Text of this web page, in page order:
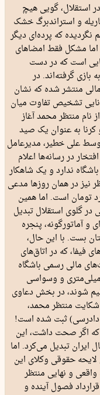
استقلال، گویی هیچ
و استراندبرگ خشک
که پرده‌ای دیگر
اما مشکل فقط امضاهای
است که در دست
بازی گرفته‌اند. در
منتشر شده که نشان
تشخیص تفاوت میان
نام منتظر محمد آغاز
به عنوان یک صید
توسط علی خطیر، مدیرعامل
در رسانه‌ها اعلام
ندارد و یک شاهکار
نیز در همان روزها مدعی
سه ‌ساله کمتر از ۲۰‌میلیارد تومان است. اما همین
در گلوی استقلال تبدیل
آماتورگونه، پنجره
بست. با این حال،
فیفا، که در اتاق‌های
مالی رسمی باشگاه
میلی‌متری و وسواسی
شوند، در بخش دعاوی
منتظر محمد،
دادرسی) ثبت شده است!
تومان! عددی که اگر صحت داشت، این
ایران تبدیل می‌کرد. اما
حقوقی وکلای این
و نهایی منتظر
اصل قرارداد فصول آینده و